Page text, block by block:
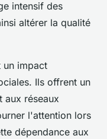
intensif des
altérer la qualité
un impact
Ils offrent un
aux réseaux
l'attention lors
dépendance aux